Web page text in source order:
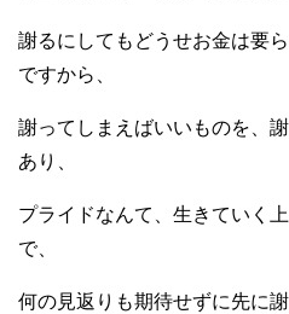
謝るにしてもどうせお金は要
ですから、
謝ってしまえばいいものを、
あり、
プライドなんて、生きていく
で、
何の見返りも期待せずに先に